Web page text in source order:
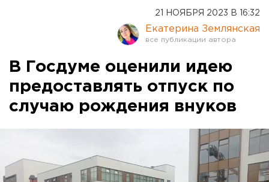
21 НОЯБРЯ 2023 В 16:32
Екатерина Землянская
В Госдуме оценили идею
предоставлять отпуск по
случаю рождения внуков